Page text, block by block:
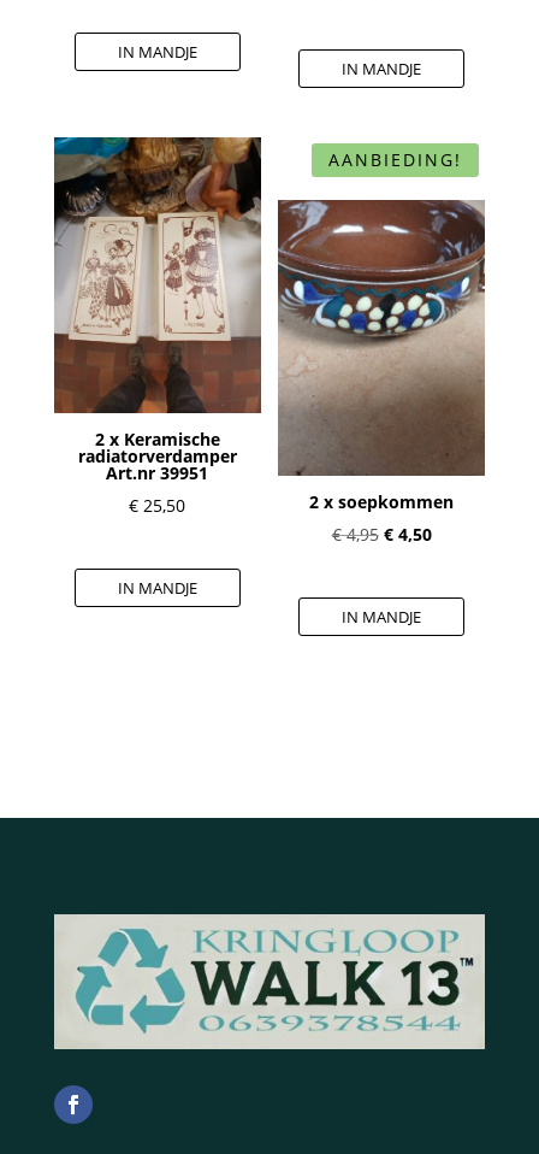
IN MANDJE
IN MANDJE
2 x Keramische
radiatorverdamper
Art.nr 39951
€ 25,50
IN MANDJE
AANBIEDING!
2 x soepkommen
€4,95 Oorspronkelijke
was:
€ 4,95.
€4,50Huidige
is:
€ 4,50.
IN MANDJE